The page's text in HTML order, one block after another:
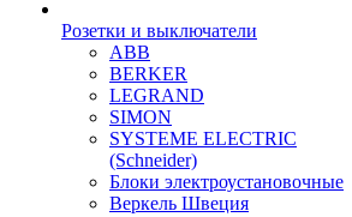
Розетки и выключатели
ABB
BERKER
LEGRAND
SIMON
SYSTEME ELECTRIC
(Schneider)
Блоки электроустановочные
Веркель Швеция